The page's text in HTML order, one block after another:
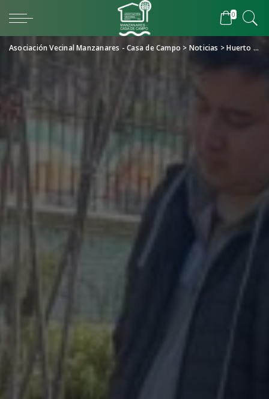
0
Asociación Vecinal Manzanares - Casa de Campo > Noticias >Huerto urbano